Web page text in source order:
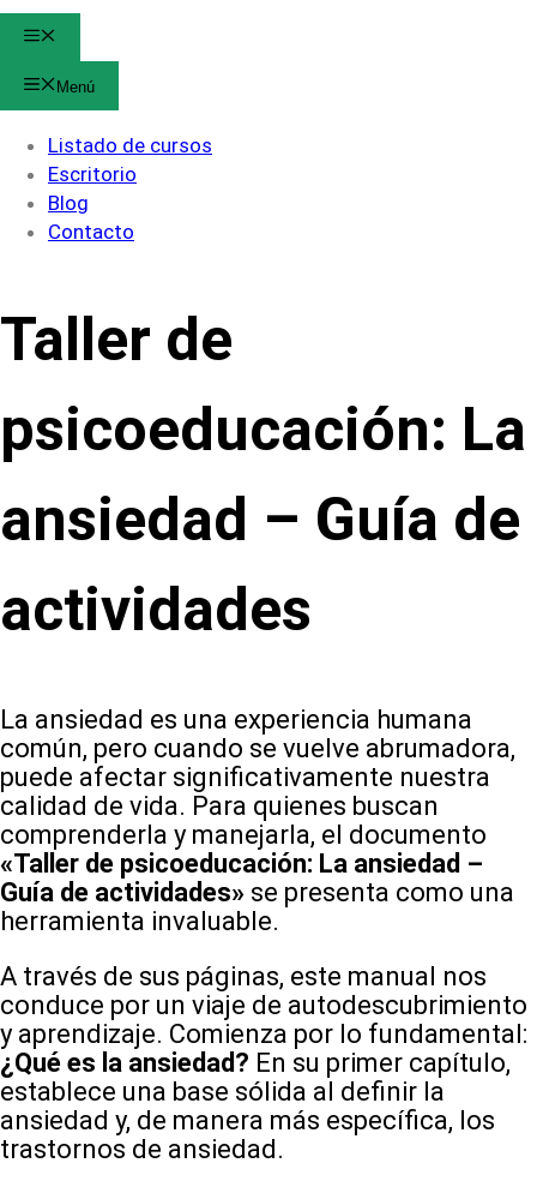
Menú
Listado de cursos
Escritorio
Blog
Contacto
Taller de
psicoeducación: La
ansiedad – Guía de
actividades
La ansiedad es una experiencia humana
común, pero cuando se vuelve abrumadora,
puede afectar significativamente nuestra
calidad de vida. Para quienes buscan
comprenderla y manejarla, el documento
«Taller de psicoeducación: La ansiedad –
Guía de actividades» se presenta como una
herramienta invaluable.
A través de sus páginas, este manual nos
conduce por un viaje de autodescubrimiento
y aprendizaje. Comienza por lo fundamental:
¿Qué es la ansiedad? En su primer capítulo,
establece una base sólida al definir la
ansiedad y, de manera más específica, los
trastornos de ansiedad.